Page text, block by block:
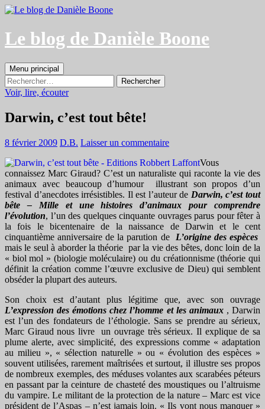
Aller
contenu
Le blog de Danièle Boone
Recherche
Menu principal
Rechercher :
Voir, lire, écouter
Darwin, c’est tout bête!
8 février 2009 D.B. Laisser un commentaire
Vous
connaissez Marc Giraud? C’est un naturaliste qui raconte la vie des
animaux avec beaucoup d’humour illustrant son propos d’un
festival d’anecdotes irrésistibles. Il est l’auteur de Darwin, c’est tout
bête – Mille et une histoires d’animaux pour comprendre
l’évolution, l’un des quelques cinquante ouvrages parus pour fêter à
la fois le bicentenaire de la naissance de Darwin et le cent
cinquantième anniversaire de la parution de L’origine des espèces
mais le seul à aborder la théorie par la vie des bêtes, donc loin de la
« biol mol » (biologie moléculaire) ou du créationnisme (théorie qui
définit la création comme l’œuvre exclusive de Dieu) qui semblent
obséder la plupart des auteurs.
Son choix est d’autant plus légitime que, avec son ouvrage
L’expression des émotions chez l’homme et les animaux, Darwin
est l’un des fondateurs de l’éthologie. Sans se prendre au sérieux,
Marc Giraud nous livre un ouvrage très sérieux. Il explique de sa
plume alerte, avec simplicité, des expressions comme « adaptation
au milieu », « sélection naturelle » ou « évolution des espèces »
souvent utilisées, rarement maîtrisées et surtout, il illustre ses propos
de nombreux exemples, des méduses volantes aux scarabées péteurs
en passant par la ceinture de chasteté des moustiques ou l’altruisme
du vampire. Le militant de la protection de la nature – Marc est vice
président de l’Aspas – n’est jamais loin. « Ils vont nous manquer »